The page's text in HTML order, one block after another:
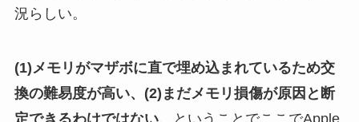
況らしい。
(1)メモリがマザボに直で埋め込まれているため交
換の難易度が高い、(2)まだメモリ損傷が原因と断